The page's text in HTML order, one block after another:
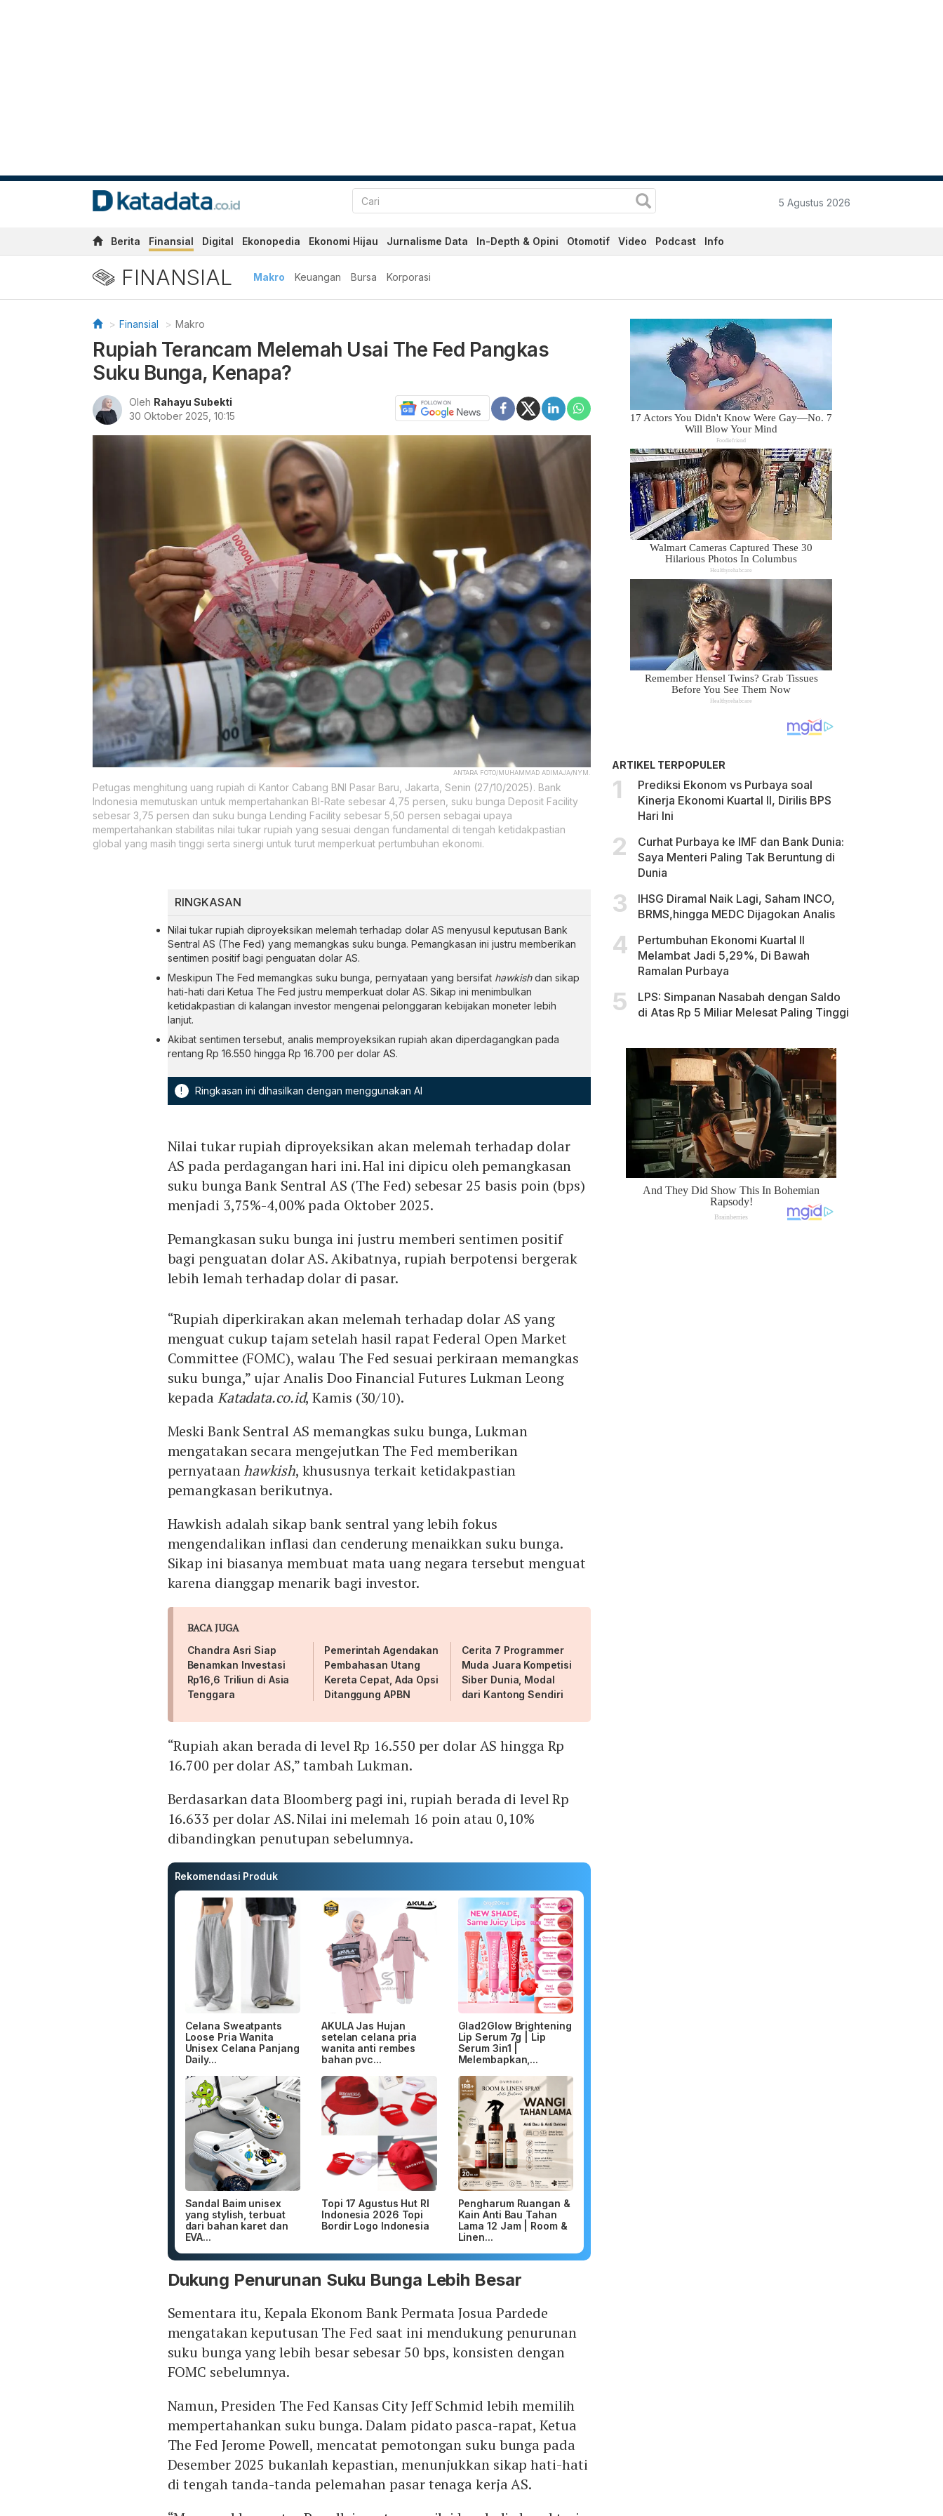
5 Agustus 2026
Berita Finansial Digital Ekonopedia Ekonomi Hijau Jurnalisme Data In-Depth & Opini Otomotif Video Podcast Info
FINANSIAL Makro Keuangan Bursa Korporasi
Finansial Makro
Rupiah Terancam Melemah Usai The Fed Pangkas
Suku Bunga, Kenapa?
Oleh Rahayu Subekti
30 Oktober 2025, 10:15
ANTARA FOTO/MUHAMMAD ADIMAJA/NYM.
Petugas menghitung uang rupiah di Kantor Cabang BNI Pasar Baru, Jakarta, Senin (27/10/2025). Bank
Indonesia memutuskan untuk mempertahankan BI-Rate sebesar 4,75 persen, suku bunga Deposit Facility
sebesar 3,75 persen dan suku bunga Lending Facility sebesar 5,50 persen sebagai upaya
mempertahankan stabilitas nilai tukar rupiah yang sesuai dengan fundamental di tengah ketidakpastian
global yang masih tinggi serta sinergi untuk turut memperkuat pertumbuhan ekonomi.
RINGKASAN
Nilai tukar rupiah diproyeksikan melemah terhadap dolar AS menyusul keputusan Bank
Sentral AS (The Fed) yang memangkas suku bunga. Pemangkasan ini justru memberikan
sentimen positif bagi penguatan dolar AS.
Meskipun The Fed memangkas suku bunga, pernyataan yang bersifat hawkishdan sikap
hati-hati dari Ketua The Fed justru memperkuat dolar AS. Sikap ini menimbulkan
ketidakpastian di kalangan investor mengenai pelonggaran kebijakan moneter lebih
lanjut.
Akibat sentimen tersebut, analis memproyeksikan rupiah akan diperdagangkan pada
rentang Rp 16.550 hingga Rp 16.700 per dolar AS.
! Ringkasan ini dihasilkan dengan menggunakan AI
Nilai tukar rupiah diproyeksikan akan melemah terhadap dolar
AS pada perdagangan hari ini. Hal ini dipicu oleh pemangkasan
suku bunga Bank Sentral AS (The Fed) sebesar 25 basis poin (bps)
menjadi 3,75%-4,00% pada Oktober 2025.
Pemangkasan suku bunga ini justru memberi sentimen positif
bagi penguatan dolar AS. Akibatnya, rupiah berpotensi bergerak
lebih lemah terhadap dolar di pasar.
“Rupiah diperkirakan akan melemah terhadap dolar AS yang
menguat cukup tajam setelah hasil rapat Federal Open Market
Committee (FOMC), walau The Fed sesuai perkiraan memangkas
suku bunga,” ujar Analis Doo Financial Futures Lukman Leong
kepadaKatadata.co.id, Kamis (30/10).
Meski Bank Sentral AS memangkas suku bunga, Lukman
mengatakan secara mengejutkan The Fed memberikan
pernyataanhawkish, khususnya terkait ketidakpastian
pemangkasan berikutnya.
Hawkish adalah sikap bank sentral yang lebih fokus
mengendalikan inflasi dan cenderung menaikkan suku bunga.
Sikap ini biasanya membuat mata uang negara tersebut menguat
karena dianggap menarik bagi investor.
BACA JUGA
Chandra Asri Siap
Benamkan Investasi
Rp16,6 Triliun di Asia
Tenggara
Pemerintah Agendakan
Pembahasan Utang
Kereta Cepat, Ada Opsi
Ditanggung APBN
Cerita 7 Programmer
Muda Juara Kompetisi
Siber Dunia, Modal
dari Kantong Sendiri
“Rupiah akan berada di level Rp 16.550 per dolar AS hingga Rp
16.700 per dolar AS,” tambah Lukman.
Berdasarkan data Bloomberg pagi ini, rupiah berada di level Rp
16.633 per dolar AS. Nilai ini melemah 16 poin atau 0,10%
dibandingkan penutupan sebelumnya.
Rekomendasi Produk
Celana Sweatpants
Loose Pria Wanita
Unisex Celana Panjang
Daily...
AKULA Jas Hujan
setelan celana pria
wanita anti rembes
bahan pvc...
Glad2Glow Brightening
Lip Serum 7g | Lip
Serum 3in1 |
Melembapkan,...
Sandal Baim unisex
yang stylish, terbuat
dari bahan karet dan
EVA...
Topi 17 Agustus Hut RI
Indonesia 2026 Topi
Bordir Logo Indonesia
Pengharum Ruangan &
Kain Anti Bau Tahan
Lama 12 Jam | Room &
Linen...
Dukung Penurunan Suku Bunga Lebih Besar
Sementara itu, Kepala Ekonom Bank Permata Josua Pardede
mengatakan keputusan The Fed saat ini mendukung penurunan
suku bunga yang lebih besar sebesar 50 bps, konsisten dengan
FOMC sebelumnya.
Namun, Presiden The Fed Kansas City Jeff Schmid lebih memilih
mempertahankan suku bunga. Dalam pidato pasca-rapat, Ketua
The Fed Jerome Powell, mencatat pemotongan suku bunga pada
Desember 2025 bukanlah kepastian, menunjukkan sikap hati-hati
di tengah tanda-tanda pelemahan pasar tenaga kerja AS.
ARTIKEL TERPOPULER
Prediksi Ekonom vs Purbaya soal
Kinerja Ekonomi Kuartal II, Dirilis BPS
Hari Ini
Curhat Purbaya ke IMF dan Bank Dunia:
Saya Menteri Paling Tak Beruntung di
Dunia
IHSG Diramal Naik Lagi, Saham INCO,
BRMS,hingga MEDC Dijagokan Analis
Pertumbuhan Ekonomi Kuartal II
Melambat Jadi 5,29%, Di Bawah
Ramalan Purbaya
LPS: Simpanan Nasabah dengan Saldo
di Atas Rp 5 Miliar Melesat Paling Tinggi